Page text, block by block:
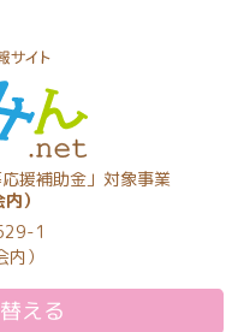
ッ
援補助金」対象事業
）
1
）
える